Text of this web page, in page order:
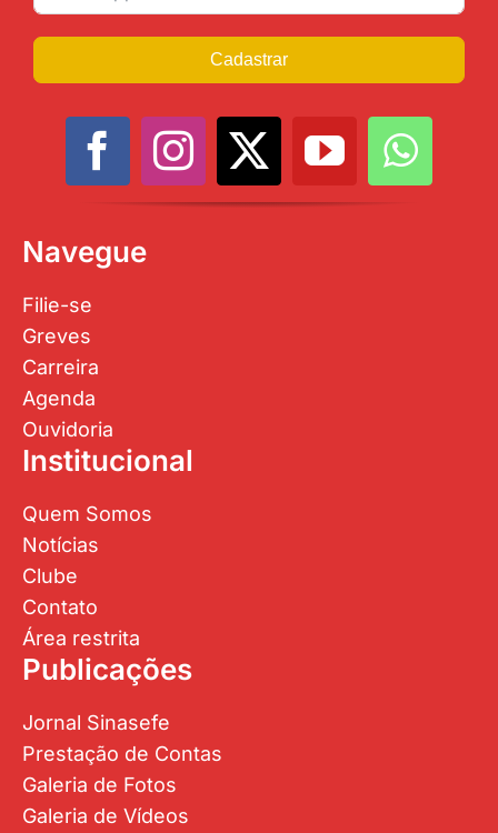
Cadastrar
Navegue
Filie-se
Greves
Carreira
Agenda
Ouvidoria
Institucional
Quem Somos
Notícias
Clube
Contato
Área restrita
Publicações
Jornal Sinasefe
Prestação de Contas
Galeria de Fotos
Galeria de Vídeos